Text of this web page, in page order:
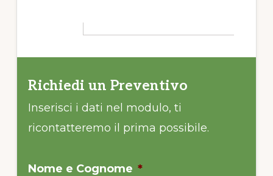
Richiedi un Preventivo
Inserisci i dati nel modulo, ti
ricontatteremo il prima possibile.
Nome e Cognome *